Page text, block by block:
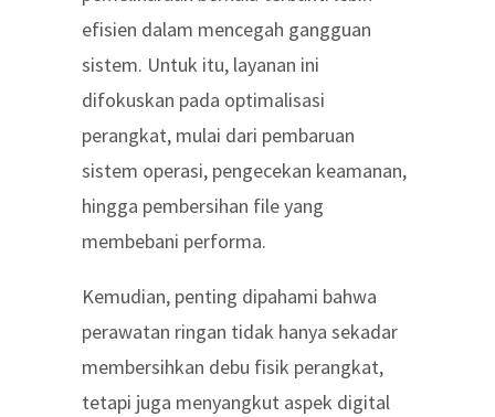
efisien dalam mencegah gangguan
sistem. Untuk itu, layanan ini
difokuskan pada optimalisasi
perangkat, mulai dari pembaruan
sistem operasi, pengecekan keamanan,
hingga pembersihan file yang
membebani performa.
Kemudian, penting dipahami bahwa
perawatan ringan tidak hanya sekadar
membersihkan debu fisik perangkat,
tetapi juga menyangkut aspek digital